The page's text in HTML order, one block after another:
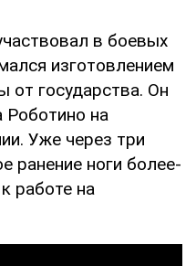
в боевых
изготовлением
от государства. Он
Роботино на
Уже через три
ранение ноги более-
работе на